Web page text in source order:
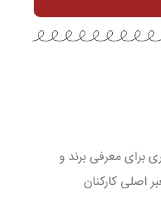
برای معرفی برند و
اصلی کارکنان